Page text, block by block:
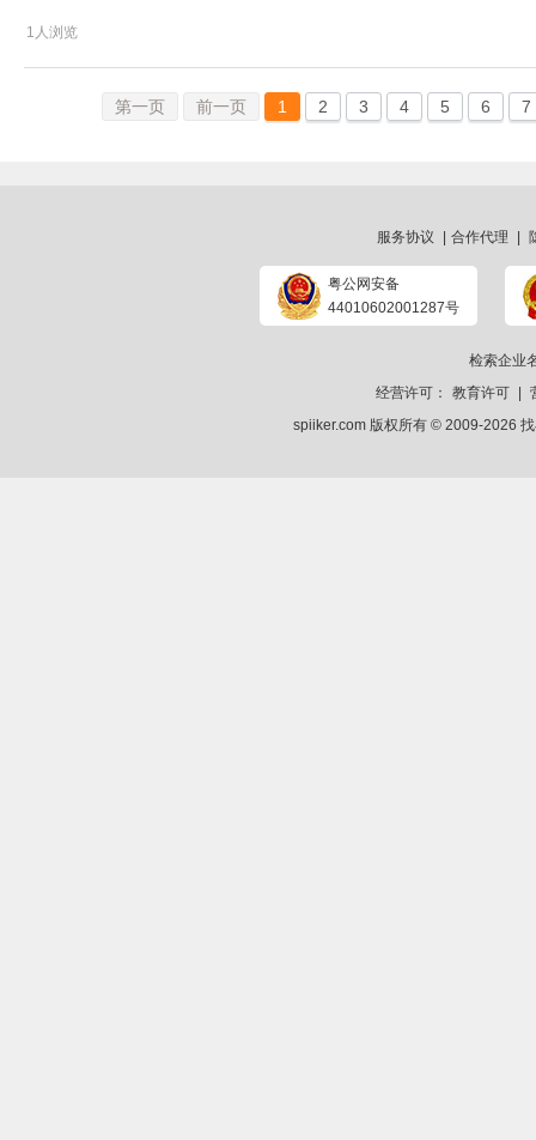
1人浏览
第一页 前一页 1 2 3 4 5 6 7
服务协议 合作代理
粤公网安备
44010602001287号
检索企业
经营许可：
教育许可
spiiker.com 版权所有 © 2009-2026